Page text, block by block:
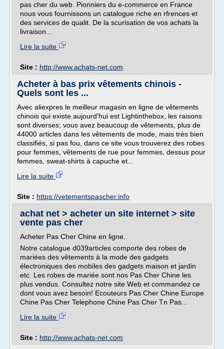
pas cher du web. Pionniers du e-commerce en France
nous vous fournissons un catalogue riche en rfrences et
des services de qualit. De la scurisation de vos achats la
livraison...
Lire la suite
Site : http://www.achats-net.com
Acheter à bas prix vêtements chinois -
Quels sont les ...
Avec aliexpres le meilleur magasin en ligne de vêtements
chinois qui existe aujourd'hui est Lightinthebox, les raisons
sont diverses; vous avez beaucoup de vêtements, plus de
44000 articles dans les vêtements de mode, mais très bien
classifiés, si pas fou, dans ce site vous trouverez des robes
pour femmes, vêtements de rue pour femmes, dessus pour
femmes, sweat-shirts à capuche et...
Lire la suite
Site : https://vetementspascher.info
achat net > acheter un site internet > site
vente pas cher
Acheter Pas Cher Chine en ligne.
Notre catalogue d039articles comporte des robes de
mariées des vêtements à la mode des gadgets
électroniques des mobiles des gadgets maison et jardin
etc. Les robes de mariée sont nos Pas Cher Chine les
plus vendus. Consultez notre site Web et commandez ce
dont vous avez besoin! Ecouteurs Pas Cher Chine Europe
Chine Pas Cher Telephone Chine Pas Cher Tn Pas...
Lire la suite
Site : http://www.achats-net.com